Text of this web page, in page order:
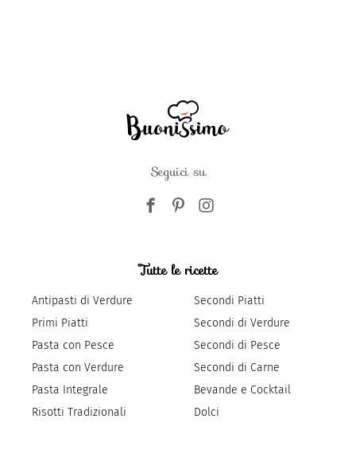
Seguici su
Tutte le ricette
Antipasti di Verdure
Primi Piatti
Pasta con Pesce
Pasta con Verdure
Pasta Integrale
Risotti Tradizionali
Secondi Piatti
Secondi di Verdure
Secondi di Pesce
Secondi di Carne
Bevande e Cocktail
Dolci